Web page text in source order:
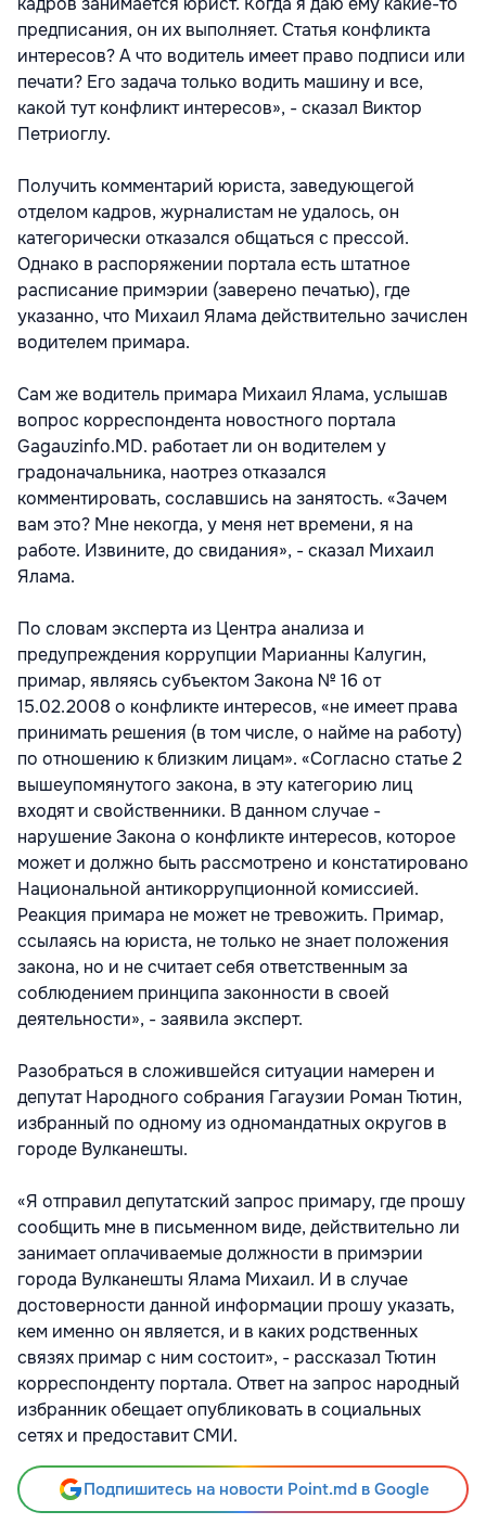
предписания, он их выполняет. Статья конфликта
интересов? А что водитель имеет право подписи или
печати? Его задача только водить машину и все,
какой тут конфликт интересов», - сказал Виктор
Петриоглу.
Получить комментарий юриста, заведующегой
отделом кадров, журналистам не удалось, он
категорически отказался общаться с прессой.
Однако в распоряжении портала есть штатное
расписание примэрии (заверено печатью), где
указанно, что Михаил Ялама действительно зачислен
водителем примара.
Сам же водитель примара Михаил Ялама, услышав
вопрос корреспондента новостного портала
Gagauzinfo.MD. работает ли он водителем у
градоначальника, наотрез отказался
комментировать, сославшись на занятость. «Зачем
вам это? Мне некогда, у меня нет времени, я на
работе. Извините, до свидания», - сказал Михаил
Ялама.
По словам эксперта из Центра анализа и
предупреждения коррупции Марианны Калугин,
примар, являясь субъектом Закона № 16 от
15.02.2008 о конфликте интересов, «не имеет права
принимать решения (в том числе, о найме на работу)
по отношению к близким лицам». «Согласно статье 2
вышеупомянутого закона, в эту категорию лиц
входят и свойственники. В данном случае -
нарушение Закона о конфликте интересов, которое
может и должно быть рассмотрено и констатировано
Национальной антикоррупционной комиссией.
Реакция примара не может не тревожить. Примар,
ссылаясь на юриста, не только не знает положения
закона, но и не считает себя ответственным за
соблюдением принципа законности в своей
деятельности», - заявила эксперт.
Разобраться в сложившейся ситуации намерен и
депутат Народного собрания Гагаузии Роман Тютин,
избранный по одному из одномандатных округов в
городе Вулканешты.
«Я отправил депутатский запрос примару, где прошу
сообщить мне в письменном виде, действительно ли
занимает оплачиваемые должности в примэрии
города Вулканешты Ялама Михаил. И в случае
достоверности данной информации прошу указать,
кем именно он является, и в каких родственных
связях примар с ним состоит», - рассказал Тютин
корреспонденту портала. Ответ на запрос народный
избранник обещает опубликовать в социальных
сетях и предоставит СМИ.
Подпишитесь на новости Point.md в Google